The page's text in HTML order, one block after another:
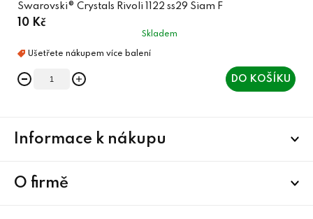
Swarovski® Crystals Rivoli 1122 ss29 Siam F
10 Kč
Skladem
DO KOŠÍKU
Informace k nákupu
O firmě